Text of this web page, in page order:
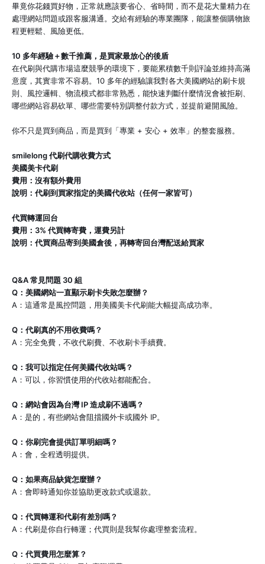
畢竟你花錢買好物，正常就應該要省心、省時間，而不是花大量精力在
處理網站問題或跟客服溝通。交給有經驗的專業團隊，能讓整個購物旅
程更輕鬆、風險更低。
10 多年經驗＋數千推薦，是買家最放心的後盾
在代刷與代購市場這麼競爭的環境下，要能累積數千則評論並維持高滿
意度，其實非常不容易。10 多年的經驗讓我對各大美國網站的刷卡規
則、風控邏輯、物流模式都非常熟悉，能快速判斷什麼情況會被拒刷、
哪些網站容易砍單、哪些需要特別調整付款方式，並提前避開風險。
你不只是買到商品，而是買到「專業 + 安心 + 效率」的整套服務。
smilelong 代刷代購收費方式
美國美卡代刷
費用：沒有額外費用
說明：代刷到買家指定的美國代收站（任何一家皆可）
代買轉運回台
費用：3% 代買轉寄費，運費另計
說明：代買商品寄到美國倉後，再轉寄回台灣配送給買家
Q&A 常見問題 30 組
Q：美國網站一直顯示刷卡失敗怎麼辦？
A：這通常是風控問題，用美國美卡代刷能大幅提高成功率。
Q：代刷真的不用收費嗎？
A：完全免費，不收代刷費、不收刷卡手續費。
Q：我可以指定任何美國代收站嗎？
A：可以，你習慣使用的代收站都能配合。
Q：網站會因為台灣 IP 造成刷不過嗎？
A：是的，有些網站會阻擋國外卡或國外 IP。
Q：你刷完會提供訂單明細嗎？
A：會，全程透明提供。
Q：如果商品缺貨怎麼辦？
A：會即時通知你並協助更改款式或退款。
Q：代買轉運和代刷有差別嗎？
A：代刷是你自行轉運；代買則是我幫你處理整套流程。
Q：代買費用怎麼算？